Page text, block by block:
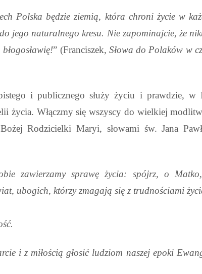
Polska będzie ziemią, która chroni życie w
jego naturalnego kresu. Nie zapominajcie, że
” (Franciszek, Słowa do Polaków w
i publicznego służy życiu i prawdzie, w
życia. Włączmy się wszyscy do wielkiej
Rodzicielki Maryi, słowami św. Jana
zawierzamy sprawę życia: spójrz, o
ubogich, którzy zmagają się z trudnościami
i z miłością głosić ludziom naszej epoki